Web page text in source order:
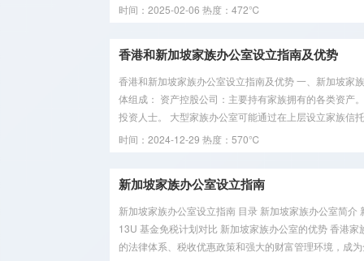
监管机构
时间：2025-02-06 热度：472℃
香港和新加坡家族办公室设立指南及优势
香港和新加坡家族办公室设立指南及优势 一、新加坡家
体组成： 资产控股公司：主要持有家族拥有的各类资产
投资人士。 大型家族办公室可能通过在上层设立家族信
时间：2024-12-29 热度：570℃
新加坡家族办公室设立指南
新加坡家族办公室设立指南 目录 新加坡家族办公室简
13U 基金免税计划对比 新加坡家族办公室的优势 香港
的法律体系、税收优惠政策和强大的财富管理环境，成